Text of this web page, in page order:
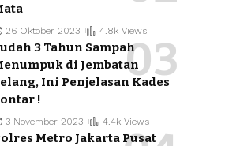
26 Oktober 2023 4.8k Views
3 Tahun Sampah
di Jembatan
Ini Penjelasan Kades
!
3 November 2023 4.4k Views
Metro Jakarta Pusat